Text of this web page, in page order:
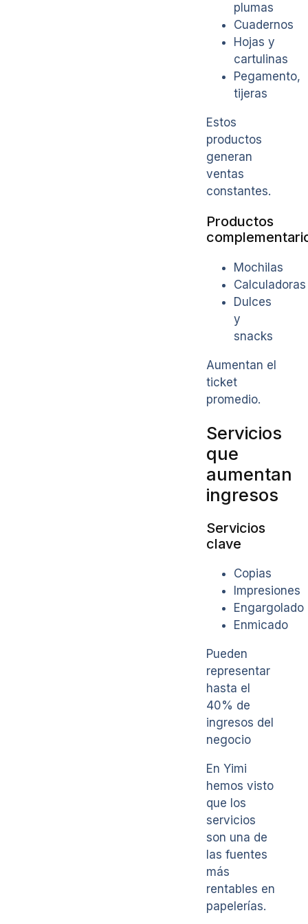
plumas
Cuadernos
Hojas y
cartulinas
Pegamento,
tijeras
Estos
productos
generan
ventas
constantes.
Productos
Mochilas
Calculadoras
Dulces
y
snacks
Aumentan el
ticket
promedio.
Servicios
que
aumentan
ingresos
Servicios
clave
Copias
Impresiones
Engargolado
Enmicado
Pueden
representar
hasta el
40% de
ingresos del
negocio
En Yimi
hemos visto
que los
servicios
son una de
las fuentes
más
rentables en
papelerías.